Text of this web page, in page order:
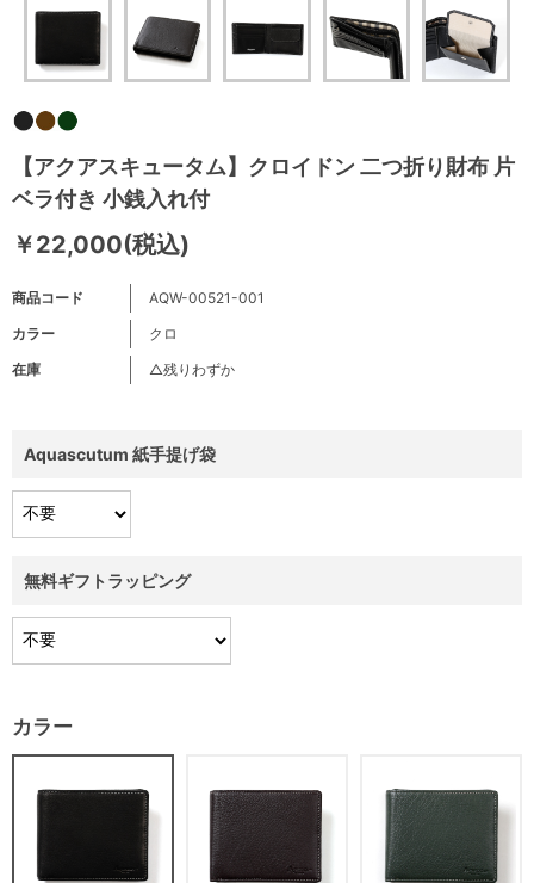
【アクアスキュータム】クロイドン 二つ折り財布 片
ベラ付き 小銭入れ付
￥22,000(税込)
商品コード
AQW-00521-001
カラー
クロ
在庫
△残りわずか
Aquascutum 紙手提げ袋
無料ギフトラッピング
カラー